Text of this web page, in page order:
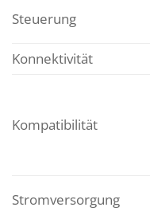
Steuerung
Konnektivität
Kompatibilität
Stromversorgung